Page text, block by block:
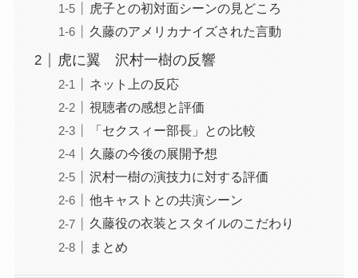
虎子との初対面シーンの見どころ
久藤のアメリカナイズされた言動
虎に翼 沢村一樹の反響
ネット上の反応
視聴者の感想と評価
「セクスィー部長」との比較
久藤の今後の展開予想
沢村一樹の演技力に対する評価
他キャストとの共演シーン
久藤役の衣装とスタイルのこだわり
まとめ